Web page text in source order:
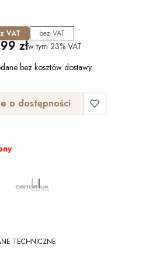
z VAT bez VAT
złw tym 23% VAT
bez kosztów dostawy.
o dostępności
TECHNICZNE